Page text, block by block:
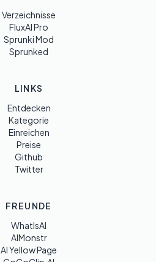
Verzeichnisse
FluxAI Pro
Sprunki Mod
Sprunked
LINKS
Entdecken
Kategorie
Einreichen
Preise
Github
Twitter
FREUNDE
WhatIsAI
AIMonstr
AI Yellow Page